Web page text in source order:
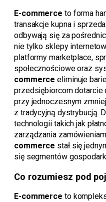
E-commerce to forma
transakcje kupna i
odbywają się za
nie tylko sklepy
platformy marketplace,
społecznościowe oraz
commerce eliminuje
przedsiębiorcom dotarcie
przy jednoczesnym
z tradycyjną dystrybucją.
technologii takich jak
zarządzania
commerce stał się
się segmentów
Co rozumiesz pod
E-commerce to